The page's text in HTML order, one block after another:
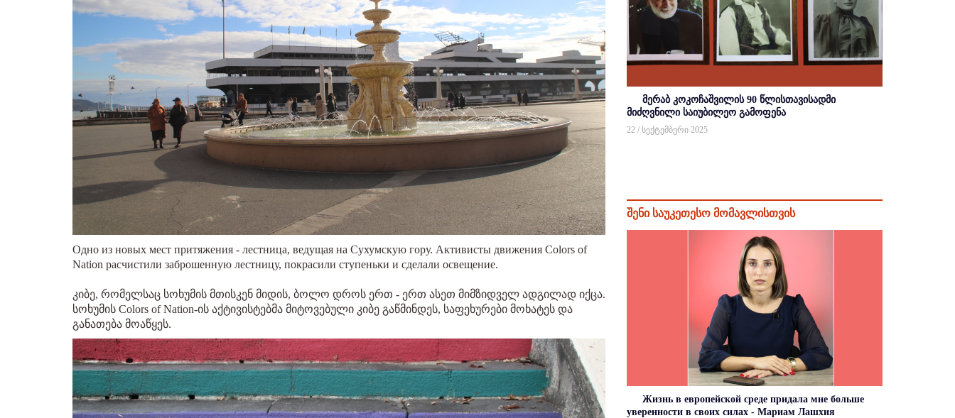
Одно из новых мест притяжения - лестница, ведущая на Сухумскую гору. Активисты движения Colors of
Nation расчистили заброшенную лестницу, покрасили ступеньки и сделали освещение.
კიბე, რომელსაც სოხუმის მთისკენ მიდის, ბოლო დროს ერთ - ერთ ასეთ მიმზიდველ ადგილად იქცა.
სოხუმის Colors of Nation-ის აქტივისტებმა მიტოვებული კიბე გაწმინდეს, საფეხურები მოხატეს და
განათება მოაწყეს.
მერაბ კოკოჩაშვილის 90 წლისთავისადმი
მიძღვნილი საიუბილეო გამოფენა
22 / სექტემბერი 2025
შენი საუკეთესო მომავლისთვის
Жизнь в европейской среде придала мне больше
уверенности в своих силах - Мариам Лашхия